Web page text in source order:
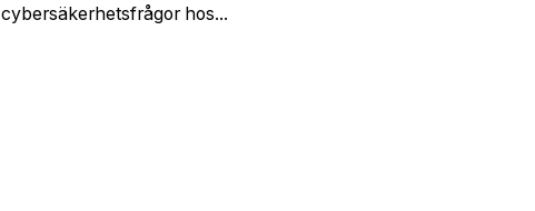
cybersäkerhetsfrågor hos...